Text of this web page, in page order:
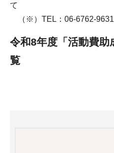
て
（※）TEL：06-6762-9631
令和8年度「活動費助
覧